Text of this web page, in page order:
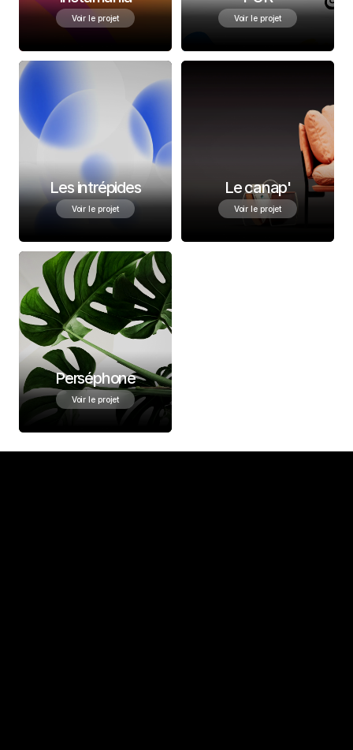
Voir le projet Voir le projet
Les intrépides
Voir le projet
Le canap'
Voir le projet
Perséphone
Voir le projet